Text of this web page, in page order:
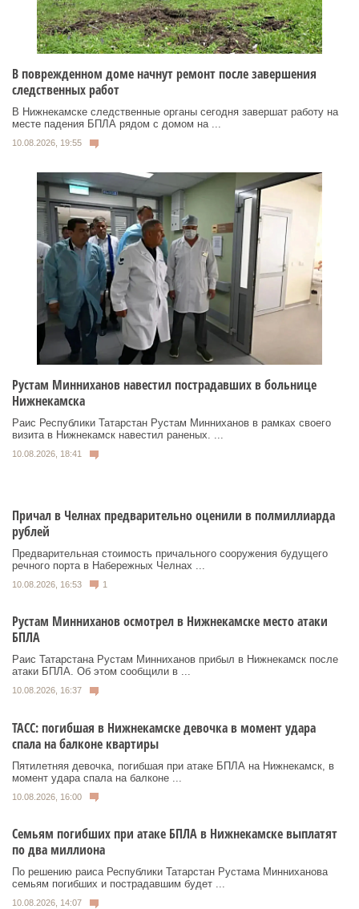
В поврежденном доме начнут ремонт после завершения
следственных работ
В Нижнекамске следственные органы сегодня завершат работу на
месте падения БПЛА рядом с домом на ...
10.08.2026, 19:55
Рустам Минниханов навестил пострадавших в больнице
Нижнекамска
Раис Республики Татарстан Рустам Минниханов в рамках своего
визита в Нижнекамск навестил раненых. ...
10.08.2026, 18:41
Причал в Челнах предварительно оценили в полмиллиарда
рублей
Предварительная стоимость причального сооружения будущего
речного порта в Набережных Челнах ...
10.08.2026, 16:53 1
Рустам Минниханов осмотрел в Нижнекамске место атаки
БПЛА
Раис Татарстана Рустам Минниханов прибыл в Нижнекамск после
атаки БПЛА. Об этом сообщили в ...
10.08.2026, 16:37
ТАСС: погибшая в Нижнекамске девочка в момент удара
спала на балконе квартиры
Пятилетняя девочка, погибшая при атаке БПЛА на Нижнекамск, в
момент удара спала на балконе ...
10.08.2026, 16:00
Семьям погибших при атаке БПЛА в Нижнекамске выплатят
по два миллиона
По решению раиса Республики Татарстан Рустама Минниханова
семьям погибших и пострадавшим будет ...
10.08.2026, 14:07